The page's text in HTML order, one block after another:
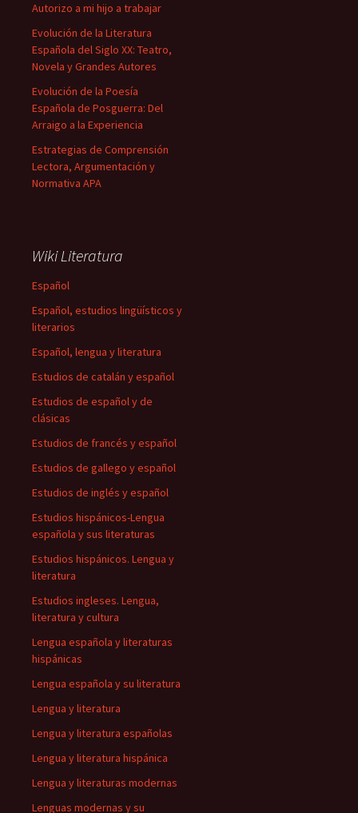
Autorizo a mi hijo a trabajar
Evolución de la Literatura
Española del Siglo XX: Teatro,
Novela y Grandes Autores
Evolución de la Poesía
Española de Posguerra: Del
Arraigo a la Experiencia
Estrategias de Comprensión
Lectora, Argumentación y
Normativa APA
Wiki Literatura
Español
Español, estudios lingüísticos y
literarios
Español, lengua y literatura
Estudios de catalán y español
Estudios de español y de
clásicas
Estudios de francés y español
Estudios de gallego y español
Estudios de inglés y español
Estudios hispánicos-Lengua
española y sus literaturas
Estudios hispánicos. Lengua y
literatura
Estudios ingleses. Lengua,
literatura y cultura
Lengua española y literaturas
hispánicas
Lengua española y su literatura
Lengua y literatura
Lengua y literatura españolas
Lengua y literatura hispánica
Lengua y literaturas modernas
Lenguas modernas y su